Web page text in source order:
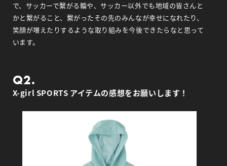
で、サッカーで繋がる輪や、サッカー以外でも地域の皆さんと
かと繋がること、繋がったその先のみんなが幸せになれたり、
笑顔が増えたりするような取り組みを今後できたらなと思って
います。
Q2.
X-girl SPORTS アイテムの感想をお願いします！